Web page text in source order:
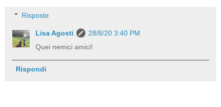
Risposte
Lisa Agosti
28/8/20 3:40 PM
Quei nemici amici!
Rispondi